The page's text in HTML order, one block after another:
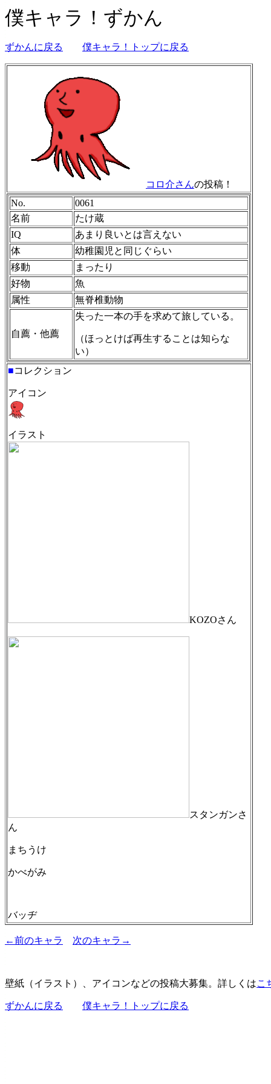
僕キャラ！ずかん
ずかんに戻る 僕キャラ！トップに戻る
コロ介さんの投稿！
No.
0061
名前
たけ蔵
IQ
あまり良いとは言えない
体
幼稚園児と同じぐらい
移動
まったり
好物
魚
属性
無脊椎動物
自薦・他薦
失った一本の手を求めて旅している。
（ほっとけば再生することは知らな
い）
■コレクション
アイコン
イラスト
KOZOさん
スタンガンさ
ん
まちうけ
かべがみ
バッヂ
←前のキャラ 次のキャラ→
壁紙（イラスト）、アイコンなどの投稿大募集。詳しくはこ
ずかんに戻る 僕キャラ！トップに戻る